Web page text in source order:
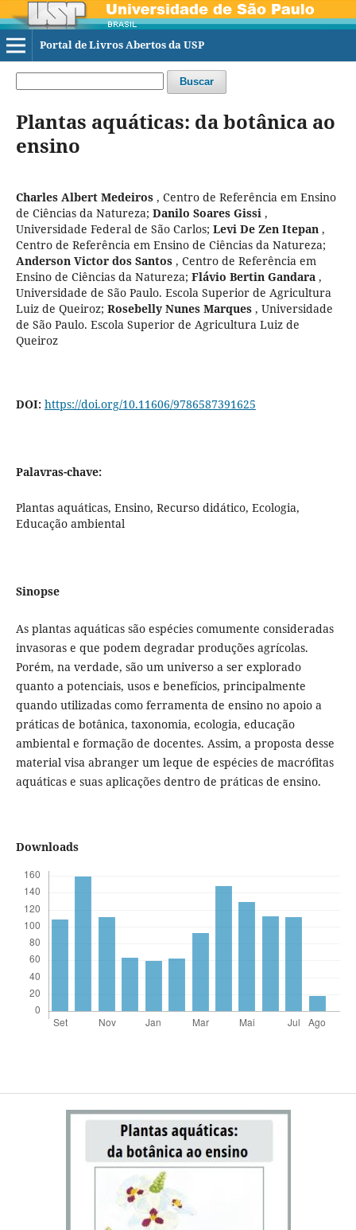
Portal de Livros Abertos da USP
Buscar
Plantas aquáticas: da botânica ao
ensino
Charles Albert Medeiros , Centro de Referência em Ensino
de Ciências da Natureza; Danilo Soares Gissi ,
Universidade Federal de São Carlos; Levi De Zen Itepan ,
Centro de Referência em Ensino de Ciências da Natureza;
Anderson Victor dos Santos , Centro de Referência em
Ensino de Ciências da Natureza; Flávio Bertin Gandara ,
Universidade de São Paulo. Escola Superior de Agricultura
Luiz de Queiroz; Rosebelly Nunes Marques , Universidade
de São Paulo. Escola Superior de Agricultura Luiz de
Queiroz
DOI: https://doi.org/10.11606/9786587391625
Palavras-chave:
Plantas aquáticas, Ensino, Recurso didático, Ecologia,
Educação ambiental
Sinopse
As plantas aquáticas são espécies comumente consideradas
invasoras e que podem degradar produções agrícolas.
Porém, na verdade, são um universo a ser explorado
quanto a potenciais, usos e benefícios, principalmente
quando utilizadas como ferramenta de ensino no apoio a
práticas de botânica, taxonomia, ecologia, educação
ambiental e formação de docentes. Assim, a proposta desse
material visa abranger um leque de espécies de macrófitas
aquáticas e suas aplicações dentro de práticas de ensino.
Downloads